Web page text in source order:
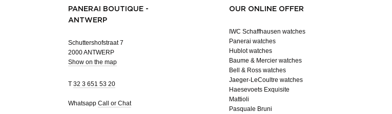
PANERAI BOUTIQUE -
ANTWERP
Schuttershofstraat 7
2000 ANTWERP
Show on the map
T 32 3 651 53 20
Whatsapp Call or Chat
OUR ONLINE OFFER
IWC Schaffhausen watches
Panerai watches
Hublot watches
Baume & Mercier watches
Bell & Ross watches
Jaeger-LeCoultre watches
Haesevoets Exquisite
Mattioli
Pasquale Bruni